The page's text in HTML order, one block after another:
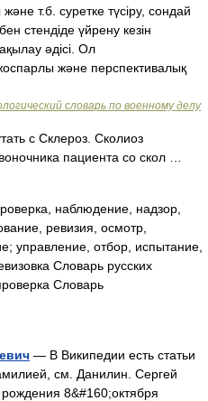
т.б. суретке түсіру, сондай
стендіде үйрену кезін
әдісі. Ол
және перспективалық
словарь по военному делу
с Склероз. Сколиоз
пациента со скол …
наблюдение, надзор,
ревизия, осмотр,
управление, отбор, испытание,
Словарь русских
Словарь
— В Википедии есть статьи
см. Данилин. Сергей
8&#160;октября